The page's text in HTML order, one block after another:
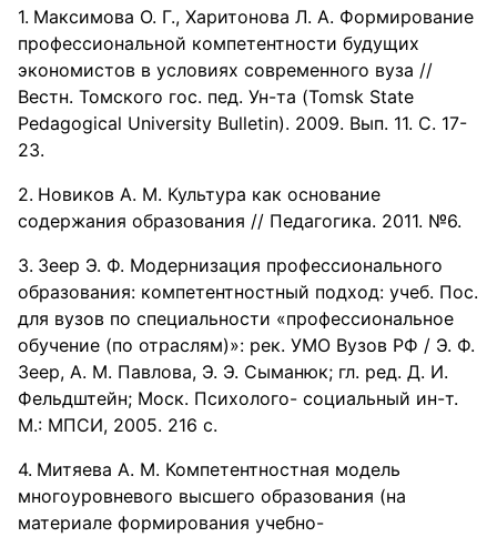
Максимова О. Г., Харитонова Л. А. Формирование
профессиональной компетентности будущих
экономистов в условиях современного вуза //
Вестн. Томского гос. пед. Ун-та (Tomsk State
Pedagogical University Bulletin). 2009. Вып. 11. С. 17-
23.
Новиков А. М. Культура как основание
содержания образования // Педагогика. 2011. №6.
Зеер Э. Ф. Модернизация профессионального
образования: компетентностный подход: учеб. Пос.
для вузов по специальности «профессиональное
обучение (по отраслям)»: рек. УМО Вузов РФ / Э. Ф.
Зеер, А. М. Павлова, Э. Э. Сыманюк; гл. ред. Д. И.
Фельдштейн; Моск. Психолого- социальный ин-т.
М.: МПСИ, 2005. 216 с.
Митяева А. М. Компетентностная модель
многоуровневого высшего образования (на
материале формирования учебно-